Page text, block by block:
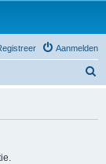
Aanmelden